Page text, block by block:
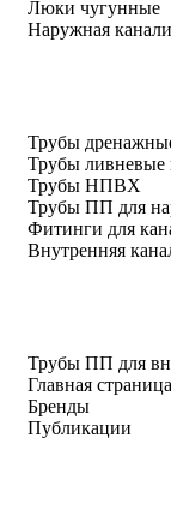
Люки чугунные
Наружная
Трубы
Трубы ливневые
Трубы НПВХ
Трубы ПП для
Фитинги для
Внутренняя
Трубы ПП для
Главная страница
Бренды
Публикации